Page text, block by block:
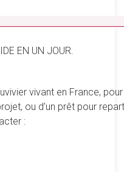
EN UN JOUR.
vivant en France,
ou d’un prêt pour
: